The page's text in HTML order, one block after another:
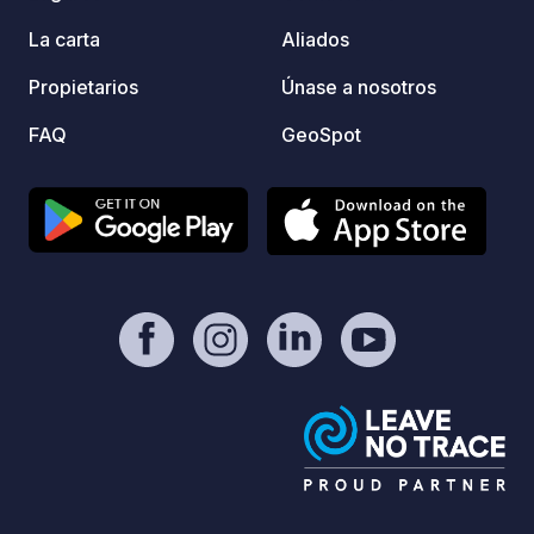
du Futur.
La carta
Propietarios
FAQ
Aliados
Únase a nosotros
GeoSpot